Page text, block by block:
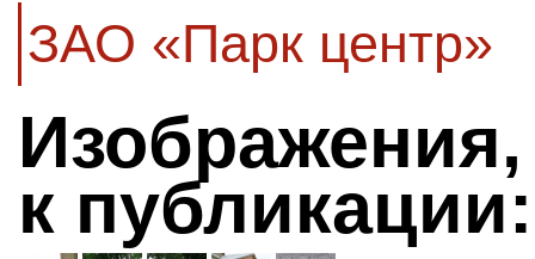
ЗАО «Парк центр»
к публикации: